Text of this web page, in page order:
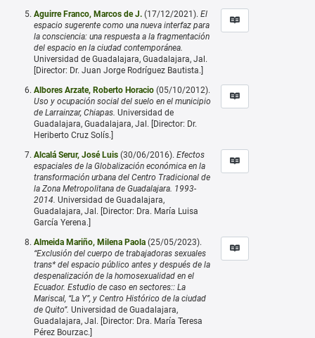
Aguirre Franco, Marcos de J. (17/12/2021). El
espacio sugerente como una nueva interfaz para
la consciencia: una respuesta a la fragmentación
del espacio en la ciudad contemporánea.
Universidad de Guadalajara, Guadalajara, Jal.
[Director: Dr. Juan Jorge Rodríguez Bautista.]
Albores Arzate, Roberto Horacio (05/10/2012).
Uso y ocupación social del suelo en el municipio
de Larrainzar, Chiapas. Universidad de
Guadalajara, Guadalajara, Jal. [Director: Dr.
Heriberto Cruz Solís.]
Alcalá Serur, José Luis (30/06/2016). Efectos
espaciales de la Globalización económica en la
transformación urbana del Centro Tradicional de
la Zona Metropolitana de Guadalajara. 1993-
2014. Universidad de Guadalajara,
Guadalajara, Jal. [Director: Dra. María Luisa
García Yerena.]
Almeida Mariño, Milena Paola (25/05/2023).
“Exclusión del cuerpo de trabajadoras sexuales
trans* del espacio público antes y después de la
despenalización de la homosexualidad en el
Ecuador. Estudio de caso en sectores:: La
Mariscal, “La Y”, y Centro Histórico de la ciudad
de Quito”. Universidad de Guadalajara,
Guadalajara, Jal. [Director: Dra. María Teresa
Pérez Bourzac.]